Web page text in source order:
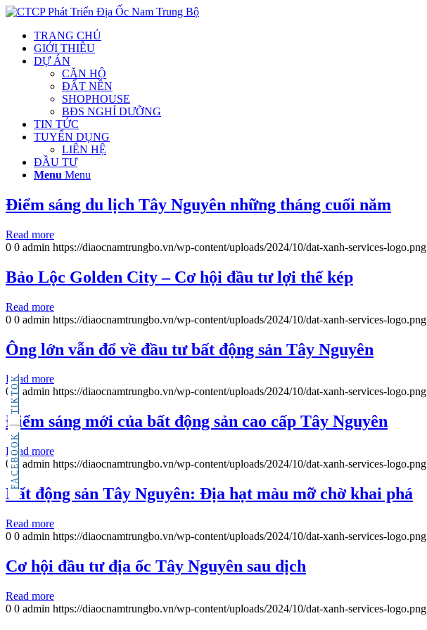
FACEBOOK
TIKTOK
TRANG CHỦ
GIỚI THIỆU
DỰ ÁN
CĂN HỘ
ĐẤT NỀN
SHOPHOUSE
BĐS NGHỈ DƯỠNG
TIN TỨC
TUYỂN DỤNG
LIÊN HỆ
ĐẦU TƯ
Menu Menu
Điểm sáng du lịch Tây Nguyên những tháng cuối năm
Read more
0 0 admin https://diaocnamtrungbo.vn/wp-content/uploads/2024/10/dat-xanh-services-logo.png
Bảo Lộc Golden City – Cơ hội đầu tư lợi thế kép
Read more
0 0 admin https://diaocnamtrungbo.vn/wp-content/uploads/2024/10/dat-xanh-services-logo.png
Ông lớn vẫn đổ về đầu tư bất động sản Tây Nguyên
Read more
0 0 admin https://diaocnamtrungbo.vn/wp-content/uploads/2024/10/dat-xanh-services-logo.png
Điểm sáng mới của bất động sản cao cấp Tây Nguyên
Read more
0 0 admin https://diaocnamtrungbo.vn/wp-content/uploads/2024/10/dat-xanh-services-logo.png
Bất động sản Tây Nguyên: Địa hạt màu mỡ chờ khai phá
Read more
0 0 admin https://diaocnamtrungbo.vn/wp-content/uploads/2024/10/dat-xanh-services-logo.png
Cơ hội đầu tư địa ốc Tây Nguyên sau dịch
Read more
0 0 admin https://diaocnamtrungbo.vn/wp-content/uploads/2024/10/dat-xanh-services-logo.png